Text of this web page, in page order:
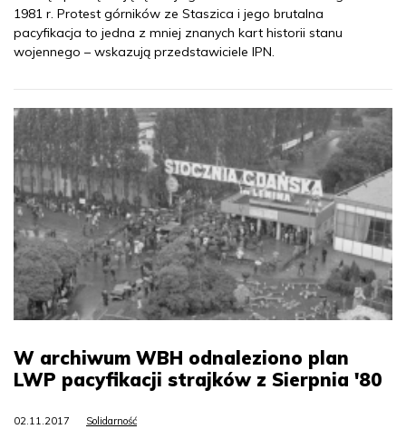
1981 r. Protest górników ze Staszica i jego brutalna
pacyfikacja to jedna z mniej znanych kart historii stanu
wojennego – wskazują przedstawiciele IPN.
W archiwum WBH odnaleziono plan
LWP pacyfikacji strajków z Sierpnia '80
02.11.2017 Solidarność